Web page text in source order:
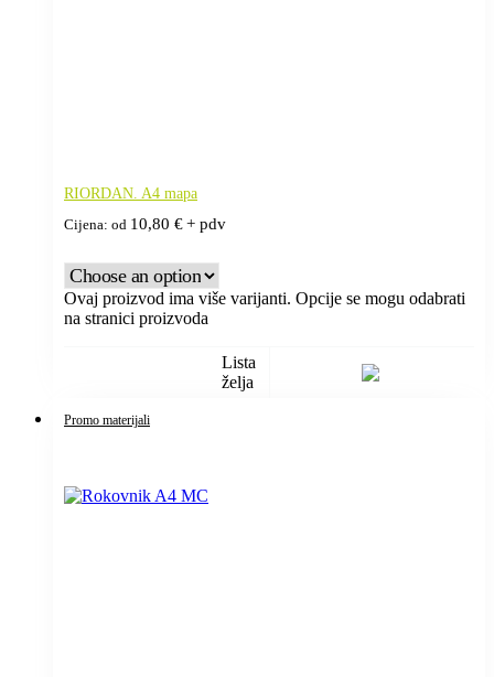
RIORDAN. A4 mapa
Cijena: od 10,80 €+ pdv
Ovaj proizvod ima više varijanti. Opcije se mogu odabrati
na stranici proizvoda
Lista
želja
Promo materijali